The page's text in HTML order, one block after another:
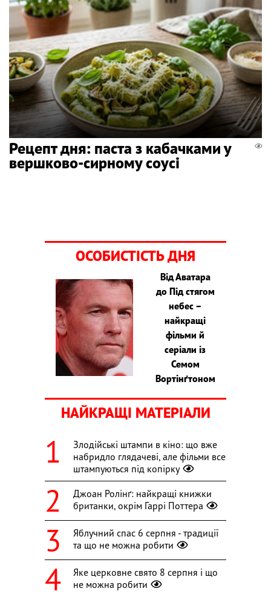
Рецепт дня: паста з кабачками у
вершково-сирному соусі
ОСОБИСТІСТЬ ДНЯ
Від Аватара
до Під стягом
небес –
найкращі
фільми й
серіали із
Семом
Вортінґтоном
НАЙКРАЩІ МАТЕРІАЛИ
Злодійські штампи в кіно: що вже
набридло глядачеві, але фільми все
штампуються під копірку
Джоан Ролінґ: найкращі книжки
британки, окрім Гаррі Поттера
Яблучний спас 6 серпня - традиції
та що не можна робити
Яке церковне свято 8 серпня і що
не можна робити